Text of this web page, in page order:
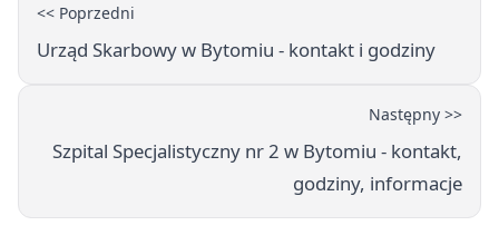
<< Poprzedni
Urząd Skarbowy w Bytomiu - kontakt i godziny
Następny >>
Szpital Specjalistyczny nr 2 w Bytomiu - kontakt,
godziny, informacje